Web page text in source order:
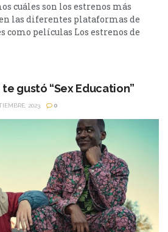
cuáles son los estrenos más
las diferentes plataformas de
como películas Los estrenos de
plataformas de streaming,
siempre se destacan por su
para todos...
gustó “Sex Education”
2023 0